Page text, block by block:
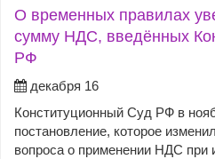
О временных правилах
сумму НДС, введённых
РФ
декабря 16
Конституционный Суд РФ в
постановление, которое
вопроса о применении НДС при